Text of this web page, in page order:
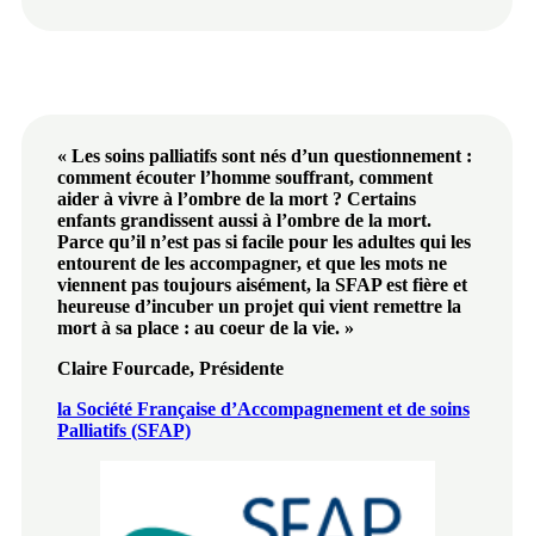
« Les soins palliatifs sont nés d’un questionnement :
comment écouter l’homme souffrant, comment
aider à vivre à l’ombre de la mort ? Certains
enfants grandissent aussi à l’ombre de la mort.
Parce qu’il n’est pas si facile pour les adultes qui les
entourent de les accompagner, et que les mots ne
viennent pas toujours aisément, la SFAP est fière et
heureuse d’incuber un projet qui vient remettre la
mort à sa place : au coeur de la vie. »
Claire Fourcade, Présidente
la Société Française d’Accompagnement et de soins
Palliatifs (SFAP)